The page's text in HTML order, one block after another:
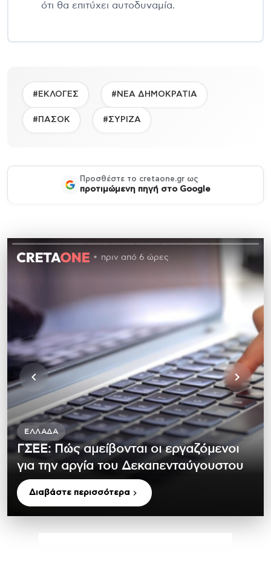
ότι θα επιτύχει αυτοδυναμία.
#ΕΚΛΟΓΕΣ #ΝΕΑ ΔΗΜΟΚΡΑΤΙΑ
#ΠΑΣΟΚ #ΣΥΡΙΖΑ
Προσθέστε το cretaone.gr ως
προτιμώμενη πηγή στο Google
πριν από 6 ώρες
ΕΛΛΆΔΑ
ΓΣΕΕ: Πώς αμείβονται οι εργαζόμενοι
για την αργία του Δεκαπενταύγουστου
Διαβάστε περισσότερα